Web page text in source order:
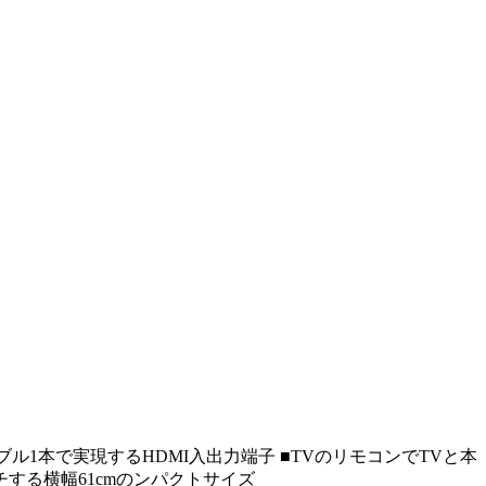
ル1本で実現するHDMI入出力端子 ■TVのリモコンでTVと本
る横幅61cmのンパクトサイズ